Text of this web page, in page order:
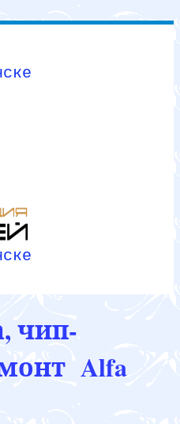
чип-
Alfa